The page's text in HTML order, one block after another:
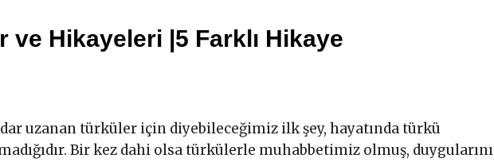
ve Hikayeleri |5 Farklı Hikaye
uzanan türküler için diyebileceğimiz ilk şey, hayatında türkü
Bir kez dahi olsa türkülerle muhabbetimiz olmuş, duygularını